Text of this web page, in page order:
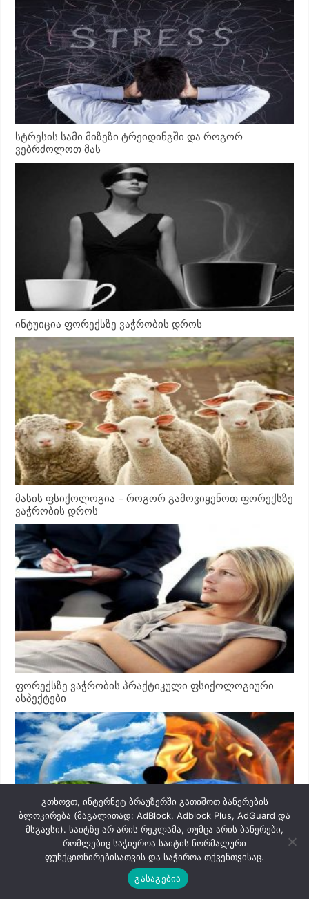
სტრესის სამი მიზეზი ტრეიდინგში და როგორ
ვებრძოლოთ მას
ინტუიცია ფორექსზე ვაჭრობის დროს
მასის ფსიქოლოგია – როგორ გამოვიყენოთ ფორექსზე
ვაჭრობის დროს
ფორექსზე ვაჭრობის პრაქტიკული ფსიქოლოგიური
ასპექტები
ფორექსის ბაზრის ფსიქოლოგია
გთხოვთ, ინტერნეტ ბრაუზერში გათიშოთ ბანერების
ბლოკირება (მაგალითად: AdBlock, Adblock Plus, AdGuard და
მსგავსი). საიტზე არ არის რეკლამა, თუმცა არის ბანერები,
რომლებიც საჭიეროა საიტის ნორმალური
ფუნქციონირებისათვის და საჭიროა თქვენთვისაც.
გასაგებია